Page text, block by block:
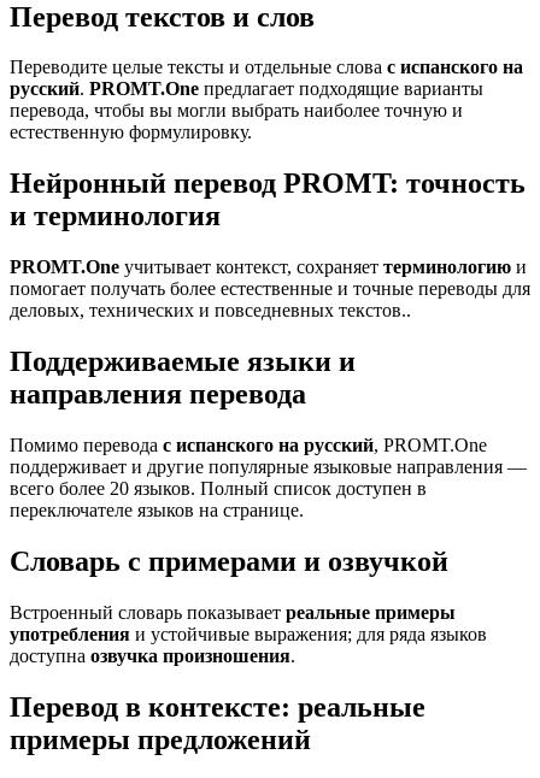
Перевод текстов и слов
Переводите целые тексты и отдельные слова с испанского на
русский. PROMT.One предлагает подходящие варианты
перевода, чтобы вы могли выбрать наиболее точную и
естественную формулировку.
Нейронный перевод PROMT: точность
и терминология
PROMT.One учитывает контекст, сохраняет терминологию и
помогает получать более естественные и точные переводы для
деловых, технических и повседневных текстов..
Поддерживаемые языки и
направления перевода
Помимо перевода с испанского на русский, PROMT.One
поддерживает и другие популярные языковые направления —
всего более 20 языков. Полный список доступен в
переключателе языков на странице.
Словарь с примерами и озвучкой
Встроенный словарь показывает реальные примеры
употребления и устойчивые выражения; для ряда языков
доступна озвучка произношения.
Перевод в контексте: реальные
примеры предложений